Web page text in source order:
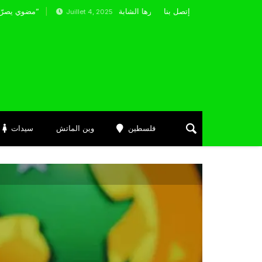
Juillet 4, 2025 مولودية البيض تُعيد بناء الفريق بعناصرها الشابة
إتصل بنا
سيدات وين الماتش فلسطين